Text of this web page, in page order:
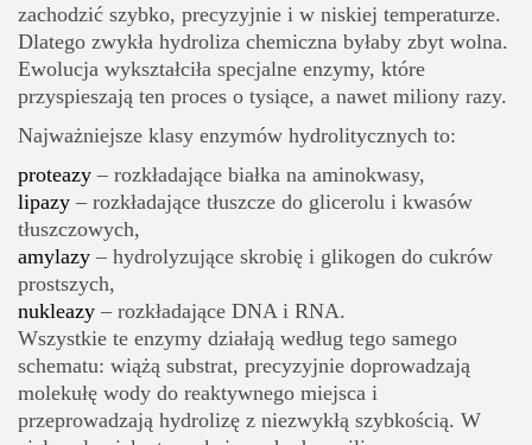
zachodzić szybko, precyzyjnie i w niskiej temperaturze.
Dlatego zwykła hydroliza chemiczna byłaby zbyt wolna.
Ewolucja wykształciła specjalne enzymy, które
przyspieszają ten proces o tysiące, a nawet miliony razy.
Najważniejsze klasy enzymów hydrolitycznych to:
proteazy – rozkładające białka na aminokwasy,
lipazy – rozkładające tłuszcze do glicerolu i kwasów
tłuszczowych,
amylazy – hydrolyzujące skrobię i glikogen do cukrów
prostszych,
nukleazy – rozkładające DNA i RNA.
Wszystkie te enzymy działają według tego samego
schematu: wiążą substrat, precyzyjnie doprowadzają
molekułę wody do reaktywnego miejsca i
przeprowadzają hydrolizę z niezwykłą szybkością. W